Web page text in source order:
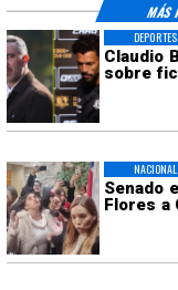
Claudio
sobre
DEPORTES
Senado
Flores a
NACIONAL
MÁS